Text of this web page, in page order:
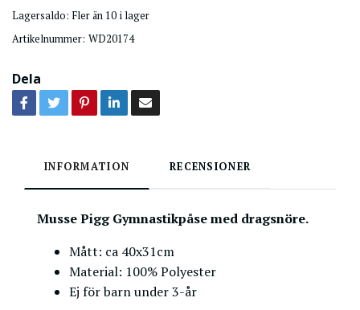
Lagersaldo: Fler än 10 i lager
Artikelnummer: WD20174
Dela
INFORMATION RECENSIONER
Musse Pigg Gymnastikpåse med dragsnöre.
Mått: ca 40x31cm
Material: 100% Polyester
Ej för barn under 3-år